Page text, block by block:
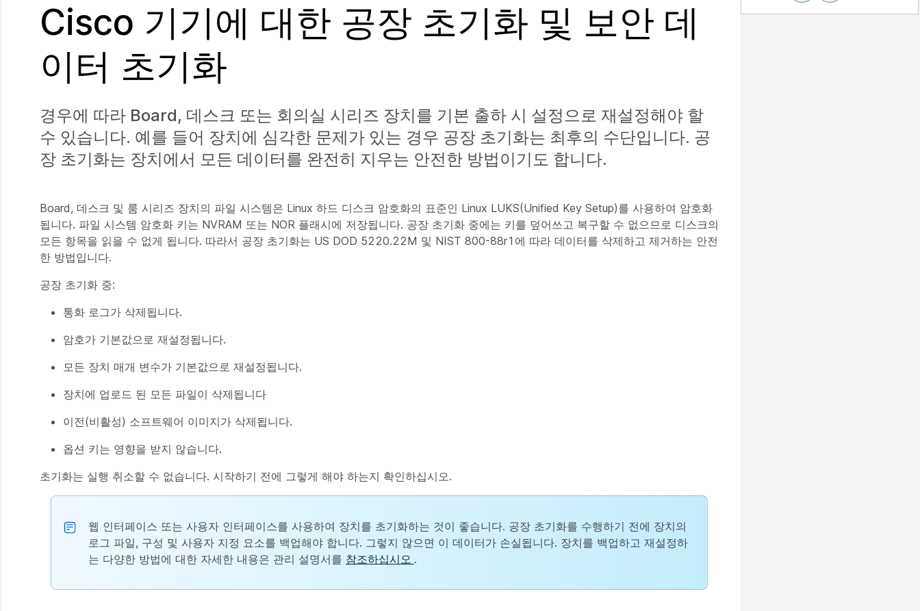
Cisco 기기에 대한 공장 초기화 및 보안 데
이터 초기화
경우에 따라 Board, 데스크 또는 회의실 시리즈 장치를 기본 출하 시 설정으로 재설정해야 할
수 있습니다. 예를 들어 장치에 심각한 문제가 있는 경우 공장 초기화는 최후의 수단입니다. 공
장 초기화는 장치에서 모든 데이터를 완전히 지우는 안전한 방법이기도 합니다.
Board, 데스크 및 룸 시리즈 장치의 파일 시스템은 Linux 하드 디스크 암호화의 표준인 Linux LUKS(Unified Key Setup)를 사용하여 암호화
됩니다. 파일 시스템 암호화 키는 NVRAM 또는 NOR 플래시에 저장됩니다. 공장 초기화 중에는 키를 덮어쓰고 복구할 수 없으므로 디스크의
모든 항목을 읽을 수 없게 됩니다. 따라서 공장 초기화는 US DOD 5220.22M 및 NIST 800-88r1에 따라 데이터를 삭제하고 제거하는 안전
한 방법입니다.
공장 초기화 중:
통화 로그가 삭제됩니다.
암호가 기본값으로 재설정됩니다.
모든 장치 매개 변수가 기본값으로 재설정됩니다.
장치에 업로드 된 모든 파일이 삭제됩니다
이전(비활성) 소프트웨어 이미지가 삭제됩니다.
옵션 키는 영향을 받지 않습니다.
초기화는 실행 취소할 수 없습니다. 시작하기 전에 그렇게 해야 하는지 확인하십시오.
웹 인터페이스 또는 사용자 인터페이스를 사용하여 장치를 초기화하는 것이 좋습니다. 공장 초기화를 수행하기 전에 장치의
로그 파일, 구성 및 사용자 지정 요소를 백업해야 합니다. 그렇지 않으면 이 데이터가 손실됩니다. 장치를 백업하고 재설정하
는 다양한 방법에 대한 자세한 내용은 관리 설명서를 참조하십시오 .